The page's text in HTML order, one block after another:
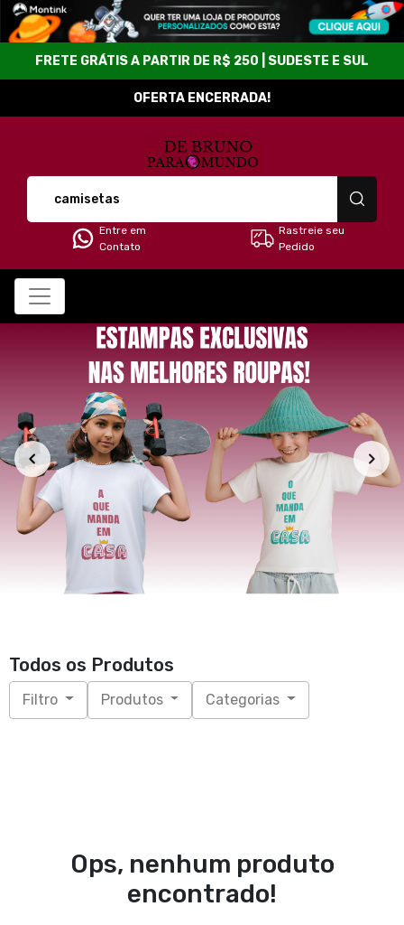
FRETE GRÁTIS A PARTIR DE R$ 250 | SUDESTE E SUL
OFERTA ENCERRADA!
Entre em
Contato
Rastreie seu
Pedido
Todos os Produtos
Filtro Produtos Categorias
Ops, nenhum produto
encontrado!